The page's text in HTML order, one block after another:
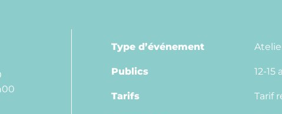
Type d’événement
Publics 12-15
Tarifs Tarif